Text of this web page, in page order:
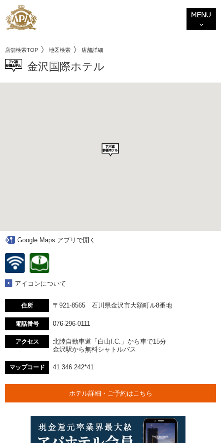
店舗検索TOP 地図検索 店舗詳細
金沢国際ホテル
Google Maps アプリで開く
アイコンについて
住所 〒921-8565 石川県金沢市大額町ル8番地
電話番号 076-296-0111
アクセス
北陸自動車道「白山I.C.」から車で15分
金沢駅から無料シャトルバス
マップコード 41 346 242*41
ホテル詳細・ご予約はこちら